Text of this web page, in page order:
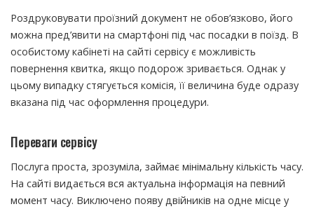
Роздруковувати проїзний документ не обов’язково, його
можна пред’явити на смартфоні під час посадки в поїзд. В
особистому кабінеті на сайті сервісу є можливість
повернення квитка, якщо подорож зривається. Однак у
цьому випадку стягується комісія, її величина буде одразу
вказана під час оформлення процедури.
Переваги сервісу
Послуга проста, зрозуміла, займає мінімальну кількість часу.
На сайті видається вся актуальна інформація на певний
момент часу. Виключено появу двійників на одне місце у